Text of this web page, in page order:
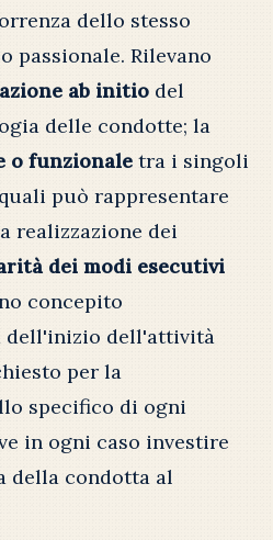
dello stesso
passionale. Rilevano
ab initio del
delle condotte; la
o funzionale tra i singoli
può rappresentare
realizzazione dei
dei modi esecutivi
concepito
dell'inizio dell'attività
per la
specifico di ogni
in ogni caso investire
della condotta al